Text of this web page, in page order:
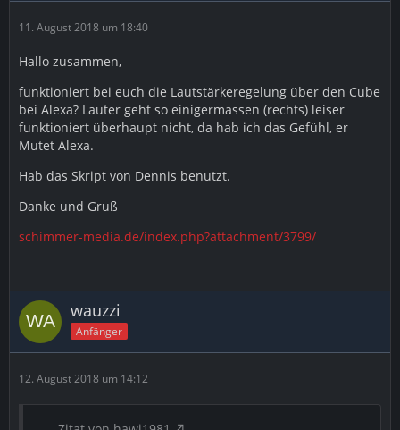
11. August 2018 um 18:40
Hallo zusammen,
funktioniert bei euch die Lautstärkeregelung über den Cube
bei Alexa? Lauter geht so einigermassen (rechts) leiser
funktioniert überhaupt nicht, da hab ich das Gefühl, er
Mutet Alexa.
Hab das Skript von Dennis benutzt.
Danke und Gruß
schimmer-media.de/index.php?attachment/3799/
wauzzi
Anfänger
12. August 2018 um 14:12